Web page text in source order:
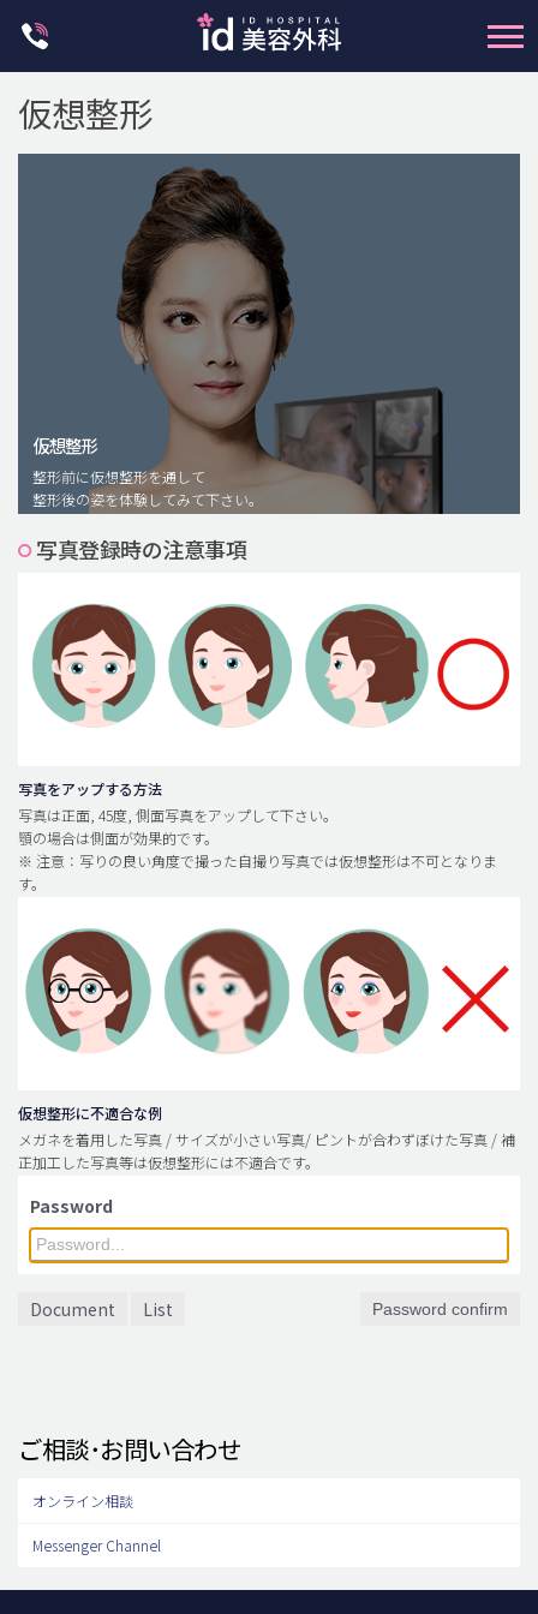
脂肪注入(アンチエイジング)
豊胸手術・バストアップ
プチ整形
メンズ整形
idリアルストーリー
idニュース
安全整形
料金一覧
ご相談のお問い合わせ
仮想整形
仮想整形
整形前に仮想整形を通して
整形後の姿を体験してみて下さい。
写真登録時の注意事項
写真をアップする方法
写真は正面, 45度, 側面写真をアップして下さい。
顎の場合は側面が効果的です。
※ 注意：写りの良い角度で撮った自撮り写真では仮想整形は不可となりま
す。
仮想整形に不適合な例
メガネを着用した写真 / サイズが小さい写真/ ピントが合わずぼけた写真 / 補
正加工した写真等は仮想整形には不適合です。
Password
Document List Password confirm
ご相談･お問い合わせ
オンライン相談
Messenger Channel